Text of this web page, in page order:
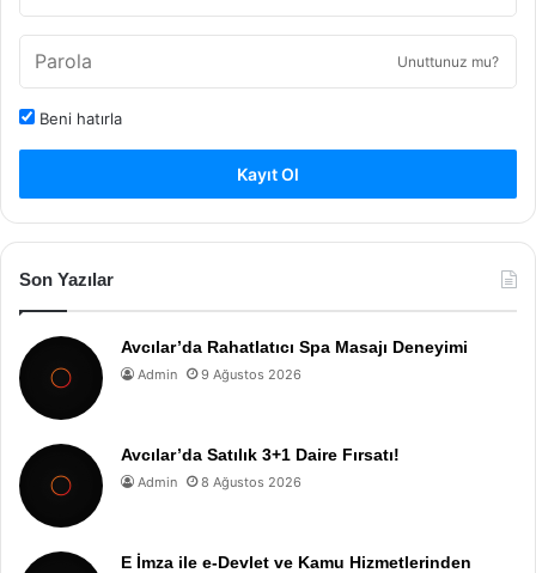
Unuttunuz mu?
Beni hatırla
Kayıt Ol
Son Yazılar
Avcılar’da Rahatlatıcı Spa Masajı Deneyimi
Admin 9 Ağustos 2026
Avcılar’da Satılık 3+1 Daire Fırsatı!
Admin 8 Ağustos 2026
E İmza ile e-Devlet ve Kamu Hizmetlerinden